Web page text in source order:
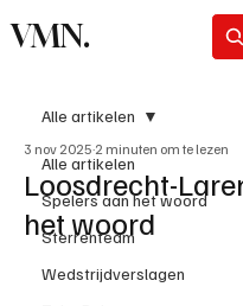
VMN.
Alle artikelen
Spelers aan het woord
Sterrenteam
Wedstrijdverslagen
Alle artikelen
Loosdrecht-
het woord
3 nov 2025 2 minuten om te lezen